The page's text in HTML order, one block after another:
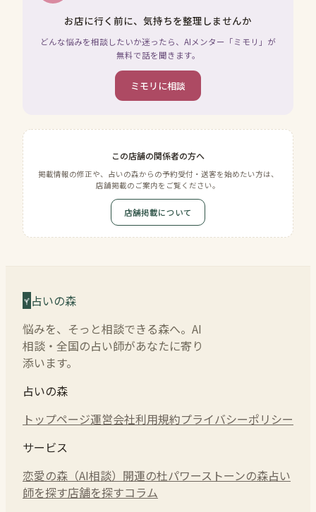
お店に行く前に、気持ちを整理しませんか
どんな悩みを相談したいか迷ったら、AIメンター「ミモリ」が
無料で話を聞きます。
ミモリに相談
この店舗の関係者の方へ
掲載情報の修正や、占いの森からの予約受付・送客を始めたい方は、
店舗掲載のご案内をご覧ください。
店舗掲載について
占いの森
悩みを、そっと相談できる森へ。AI
相談・全国の占い師があなたに寄り
添います。
占いの森
トップページ運営会社利用規約プライバシーポリシー
サービス
恋愛の森（AI相談） 開運の杜パワーストーンの森占い
師を探す店舗を探すコラム